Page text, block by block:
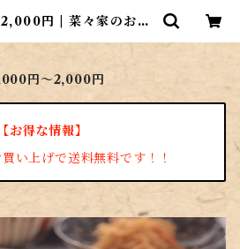
円 | 菜々家のおさ
円～2,000円
【お得な情報】
い上げで送料無料です！！